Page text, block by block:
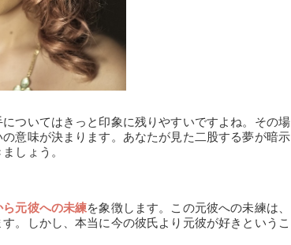
ついてはきっと印象に残りやすいですよね。その場
意味が決まります。あなたが見た二股する夢が暗示
しょう。
ら元彼への未練を象徴します。この元彼への未練は、
。しかし、本当に今の彼氏より元彼が好きというこ